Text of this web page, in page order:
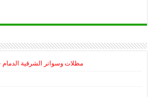
مظلات وسواتر الشرقية